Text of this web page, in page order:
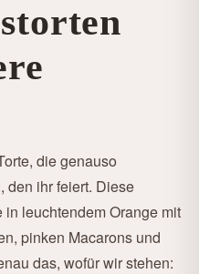
die genauso
den ihr feiert. Diese
leuchtendem Orange mit
pinken Macarons und
das, wofür wir stehen: